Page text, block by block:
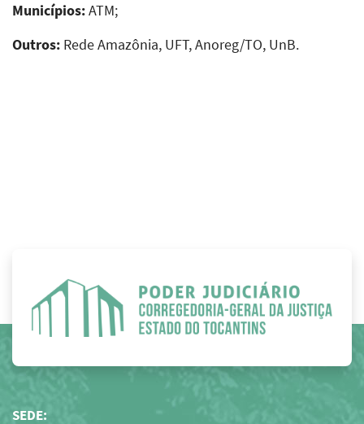
Municípios:ATM;
Outros: Rede Amazônia, UFT, Anoreg/TO, UnB.
SEDE: